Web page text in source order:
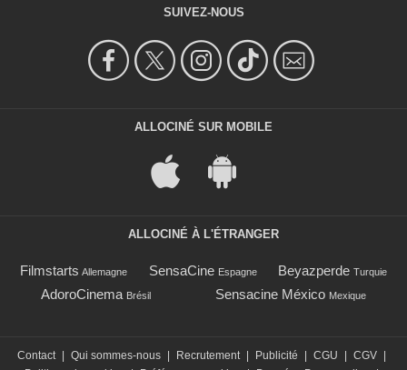
SUIVEZ-NOUS
ALLOCINÉ SUR MOBILE
ALLOCINÉ À L'ÉTRANGER
Filmstarts Allemagne SensaCine Espagne Beyazperde Turquie
AdoroCinema Brésil Sensacine México Mexique
Contact | Qui sommes-nous | Recrutement | Publicité | CGU | CGV |